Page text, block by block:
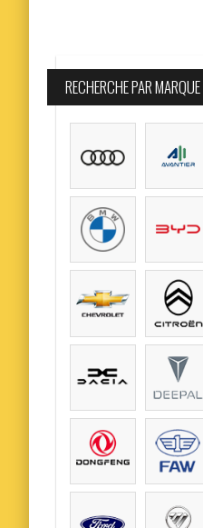
RECHERCHE PAR MARQUE